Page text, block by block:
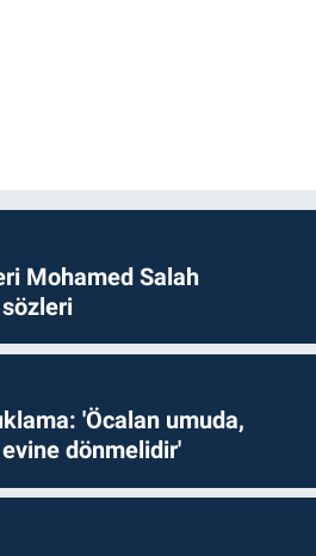
Mohamed Salah
'Öcalan umuda,
dönmelidir'